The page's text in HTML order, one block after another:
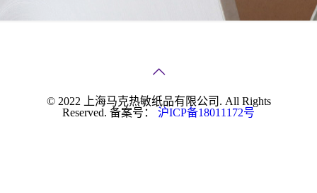
© 2022 上海马克热敏纸品有限公司. All Rights
Reserved. 备案号：
沪ICP备18011172号